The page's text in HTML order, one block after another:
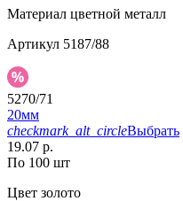
Материал цветной металл
Артикул 5187/88
5270/71
20мм
checkmark_alt_circleВыбрать
19.07 р.
По 100 шт
Цвет золото